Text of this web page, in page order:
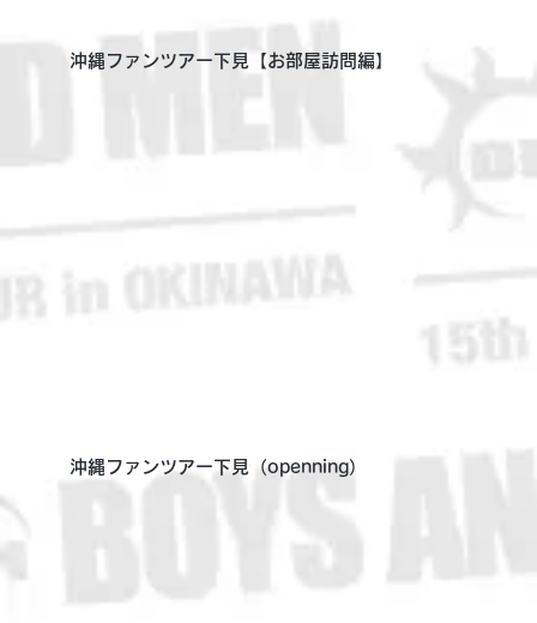
沖縄ファンツアー下見【お部屋訪問編】
沖縄ファンツアー下見（openning）